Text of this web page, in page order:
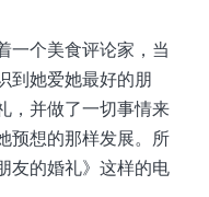
一个美食评论家，当
到她爱她最好的朋
，并做了一切事情来
预想的那样发展。所
友的婚礼》这样的电